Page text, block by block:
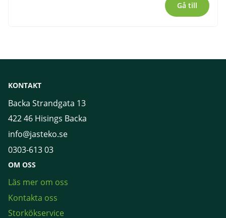
Gå till
KONTAKT
Backa Strandgata 13
422 46 Hisings Backa
info@jasteko.se
0303-613 03
OM OSS
Läs mer om oss
Kontakta oss
Storkökservice